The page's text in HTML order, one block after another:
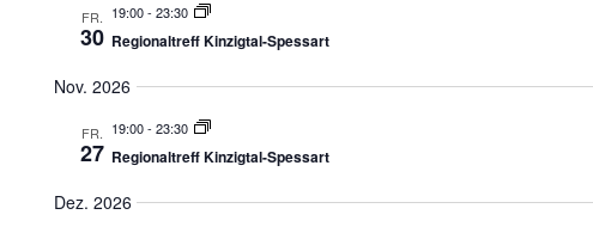
FR.
30
19:00- 23:30
Regionaltreff Kinzigtal-Spessart
Nov. 2026
FR.
27
19:00- 23:30
Regionaltreff Kinzigtal-Spessart
Dez. 2026